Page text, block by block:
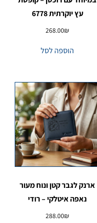
עץ יוקרתית 6778
268.00₪
הוספה לסל
ארנק לגבר קטן ונוח מעור
נאפה איטלקי – רודי
288.00₪